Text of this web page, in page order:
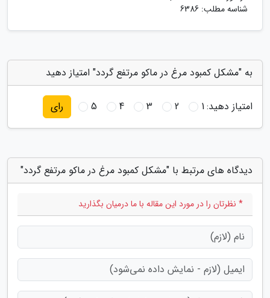
شناسه مطلب: 6386
به "مشکل کمبود مرغ در ماکو مرتفع گردد" امتیاز دهید
امتیاز دهید:1
2
3
4
5 رای
دیدگاه های مرتبط با "مشکل کمبود مرغ در ماکو مرتفع گردد"
* نظرتان را در مورد این مقاله با ما درمیان بگذارید